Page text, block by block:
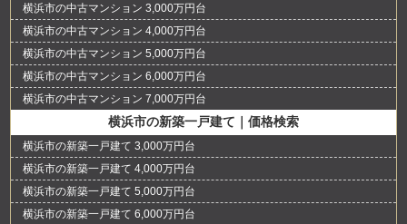
横浜市の中古マンション 3,000万円台
横浜市の中古マンション 4,000万円台
横浜市の中古マンション 5,000万円台
横浜市の中古マンション 6,000万円台
横浜市の中古マンション 7,000万円台
横浜市の新築一戸建て｜価格検索
横浜市の新築一戸建て 3,000万円台
横浜市の新築一戸建て 4,000万円台
横浜市の新築一戸建て 5,000万円台
横浜市の新築一戸建て 6,000万円台